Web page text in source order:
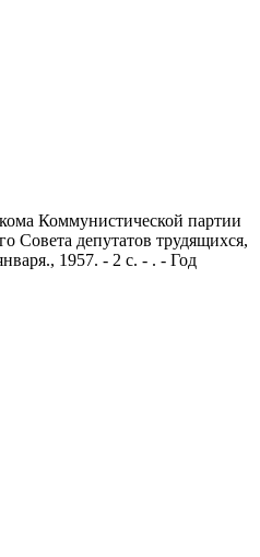
Коммунистической партии
Совета депутатов трудящихся,
1957. - 2 с. - . - Год